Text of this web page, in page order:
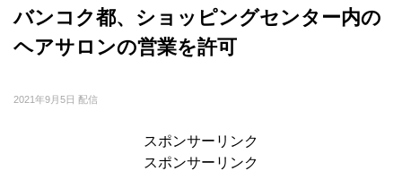
バンコク都、ショッピングセンター内の
ヘアサロンの営業を許可
2021年9月5日 配信
スポンサーリンク
スポンサーリンク